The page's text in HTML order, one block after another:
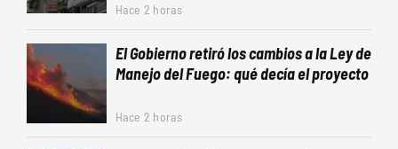
Hace 2 horas
El Gobierno retiró los cambios a la Ley de
Manejo del Fuego: qué decía el proyecto
Hace 2 horas